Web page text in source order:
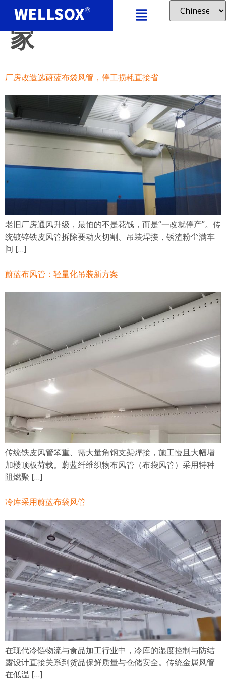
家
厂房改造选蔚蓝布袋风管，停工损耗直接省
老旧厂房通风升级，最怕的不是花钱，而是“一改就停产”。传
统镀锌铁皮风管拆除要动火切割、吊装焊接，锈渣粉尘满车
间 […]
蔚蓝布风管：轻量化吊装新方案
传统铁皮风管笨重、需大量角钢支架焊接，施工慢且大幅增
加楼顶板荷载。蔚蓝纤维织物布风管（布袋风管）采用特种
阻燃聚 […]
冷库采用蔚蓝布袋风管
在现代冷链物流与食品加工行业中，冷库的湿度控制与防结
露设计直接关系到货品保鲜质量与仓储安全。传统金属风管
在低温 […]